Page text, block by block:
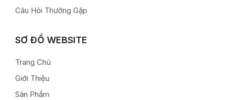
Câu Hỏi Thường Gặp
SƠ ĐỒ WEBSITE
Trang Chủ
Giới Thiệu
Sản Phẩm